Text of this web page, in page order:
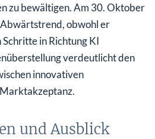
zu bewältigen. Am 30. Oktober
obwohl er
in Richtung KI
verdeutlicht den
innovativen
und Ausblick